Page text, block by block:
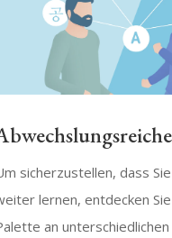
sicherzustellen, dass
lernen, entdecken
an unterschiedlichen